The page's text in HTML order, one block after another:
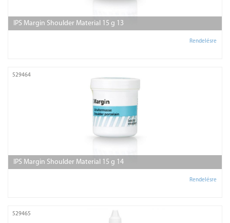
IPS Margin Shoulder Material 15 g 13
Rendelésre
529464
IPS Margin Shoulder Material 15 g 14
Rendelésre
529465